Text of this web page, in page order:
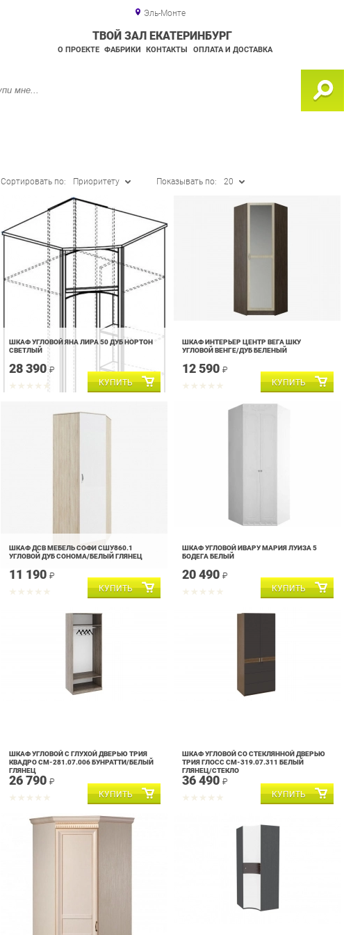
Эль-Монте
ТВОЙ ЗАЛ ЕКАТЕРИНБУРГ
О ПРОЕКТЕ ФАБРИКИ КОНТАКТЫ ОПЛАТА И ДОСТАВКА
Сортировать по: Приоритету Показывать по: 20
ШКАФ УГЛОВОЙ ЯНА ЛИРА 50 ДУБ НОРТОН
СВЕТЛЫЙ
28 390 ₽
ШКАФ ИНТЕРЬЕР ЦЕНТР ВЕГА ШКУ
УГЛОВОЙ ВЕНГЕ/ДУБ БЕЛЕНЫЙ
12 590 ₽
ШКАФ ДСВ МЕБЕЛЬ СОФИ СШУ860.1
УГЛОВОЙ ДУБ СОНОМА/БЕЛЫЙ ГЛЯНЕЦ
11 190 ₽
ШКАФ УГЛОВОЙ ИВАРУ МАРИЯ ЛУИЗА 5
БОДЕГА БЕЛЫЙ
20 490 ₽
ШКАФ УГЛОВОЙ С ГЛУХОЙ ДВЕРЬЮ ТРИЯ
КВАДРО СМ-281.07.006 БУНРАТТИ/БЕЛЫЙ
ГЛЯНЕЦ
26 790 ₽
ШКАФ УГЛОВОЙ СО СТЕКЛЯННОЙ ДВЕРЬЮ
ТРИЯ ГЛОСС СМ-319.07.311 БЕЛЫЙ
ГЛЯНЕЦ/СТЕКЛО
36 490 ₽